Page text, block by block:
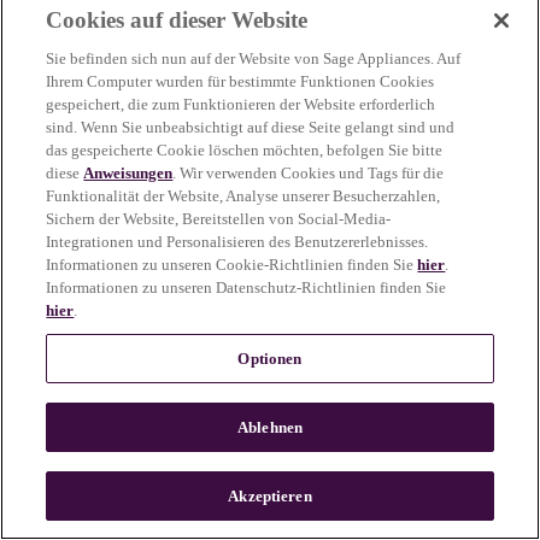
more information)
n
Cookies auf dieser Website
Sie befinden sich nun auf der Website von Sage Appliances. Auf
Ihrem Computer wurden für bestimmte Funktionen Cookies
gespeichert, die zum Funktionieren der Website erforderlich
sind. Wenn Sie unbeabsichtigt auf diese Seite gelangt sind und
das gespeicherte Cookie löschen möchten, befolgen Sie bitte
dieseAnweisungen. Wir verwenden Cookies und Tags für die
Funktionalität der Website, Analyse unserer Besucherzahlen,
Sichern der Website, Bereitstellen von Social-Media-
Integrationen und Personalisieren des Benutzererlebnisses.
Informationen zu unseren Cookie-Richtlinien finden Siehier.
Informationen zu unseren Datenschutz-Richtlinien finden Sie
hier.
Optionen
Ablehnen
Akzeptieren